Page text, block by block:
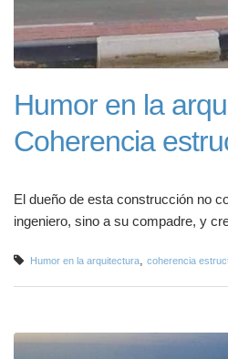
Humor en la
Coherencia
El dueño de esta construcción no
ingeniero, sino a su compadre, y
Humor en la arquitectura coherencia